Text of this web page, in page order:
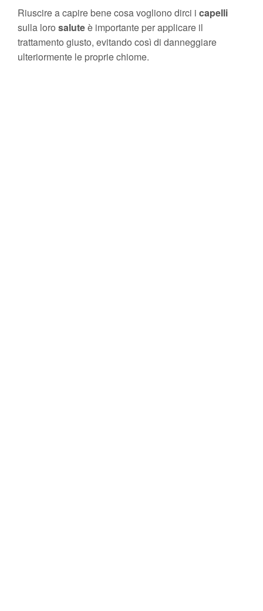
Riuscire a capire bene cosa vogliono dirci i capelli
sulla loro saluteè importante per applicare il
trattamento giusto, evitando così di danneggiare
ulteriormente le proprie chiome.